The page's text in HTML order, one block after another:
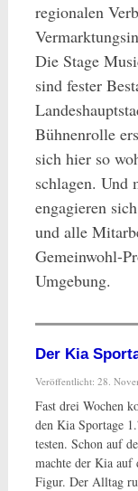
regionalen
Die Stage
sind fester
Bühnenrolle
sich hier so
schlagen. Und
engagieren
und alle
Gemeinwohl-
Umgebung.
Der Kia
Veröffentlicht: 28.
Fast drei Wochen
den Kia Sportage
testen. Schon auf
machte der Kia auf
Figur. Der Alltag